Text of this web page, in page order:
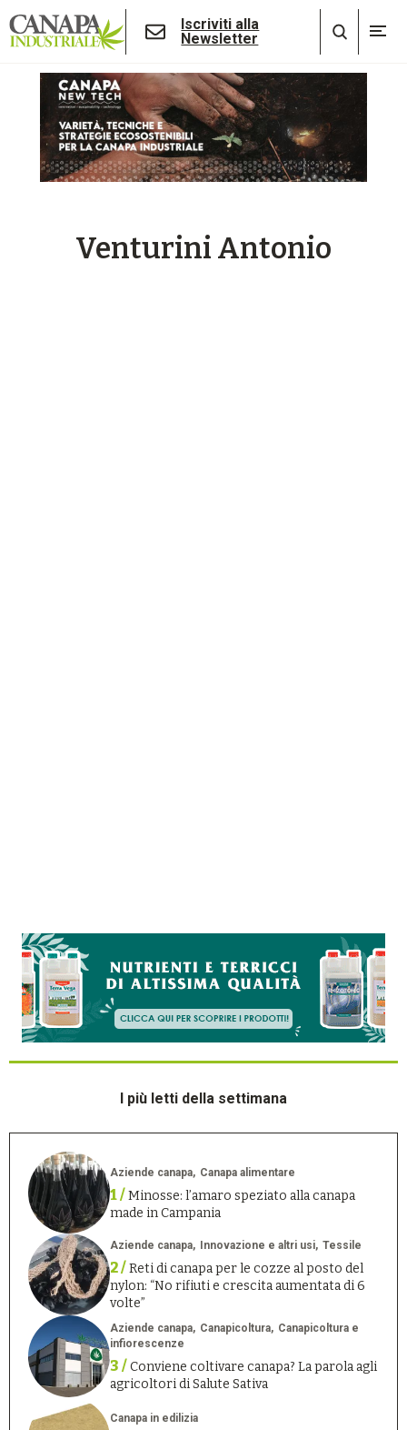
Iscriviti alla
Newsletter
Venturini Antonio
I più letti della settimana
Aziende canapa Canapa alimentare
1 /Minosse: l’amaro speziato alla canapa
made in Campania
Aziende canapa Innovazione e altri usi Tessile
2 /Reti di canapa per le cozze al posto del
nylon: “No rifiuti e crescita aumentata di 6
volte”
Aziende canapa Canapicoltura
Canapicoltura e
infiorescenze
3 /Conviene coltivare canapa? La parola agli
agricoltori di Salute Sativa
Canapa in edilizia